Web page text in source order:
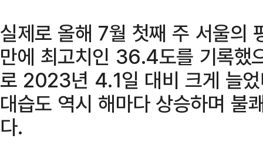
실제로 올해 7월 첫째 주 서울의
만에 최고치인 36.4도를 기록했
로 2023년 4.1일 대비 크게 늘
대습도 역시 해마다 상승하며 불
다.